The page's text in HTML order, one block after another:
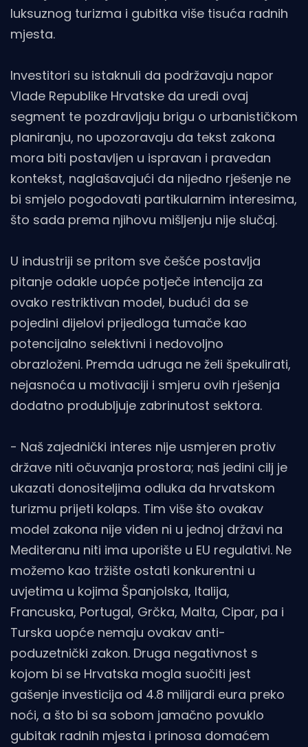
luksuznog turizma i gubitka više tisuća radnih
mjesta.
Investitori su istaknuli da podržavaju napor
Vlade Republike Hrvatske da uredi ovaj
segment te pozdravljaju brigu o urbanističkom
planiranju, no upozoravaju da tekst zakona
mora biti postavljen u ispravan i pravedan
kontekst, naglašavajući da nijedno rješenje ne
bi smjelo pogodovati partikularnim interesima,
što sada prema njihovu mišljenju nije slučaj.
U industriji se pritom sve češće postavlja
pitanje odakle uopće potječe intencija za
ovako restriktivan model, budući da se
pojedini dijelovi prijedloga tumače kao
potencijalno selektivni i nedovoljno
obrazloženi. Premda udruga ne želi špekulirati,
nejasnoća u motivaciji i smjeru ovih rješenja
dodatno produbljuje zabrinutost sektora.
- Naš zajednički interes nije usmjeren protiv
države niti očuvanja prostora; naš jedini cilj je
ukazati donositeljima odluka da hrvatskom
turizmu prijeti kolaps. Tim više što ovakav
model zakona nije viđen ni u jednoj državi na
Mediteranu niti ima uporište u EU regulativi. Ne
možemo kao tržište ostati konkurentni u
uvjetima u kojima Španjolska, Italija,
Francuska, Portugal, Grčka, Malta, Cipar, pa i
Turska uopće nemaju ovakav anti-
poduzetnički zakon. Druga negativnost s
kojom bi se Hrvatska mogla suočiti jest
gašenje investicija od 4.8 milijardi eura preko
noći, a što bi sa sobom jamačno povuklo
gubitak radnih mjesta i prinosa domaćem